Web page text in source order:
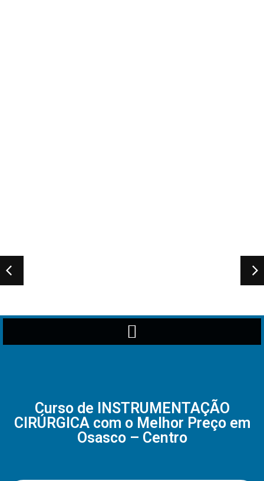
Curso de INSTRUMENTAÇÃO
CIRÚRGICA com o Melhor Preço em
Osasco – Centro